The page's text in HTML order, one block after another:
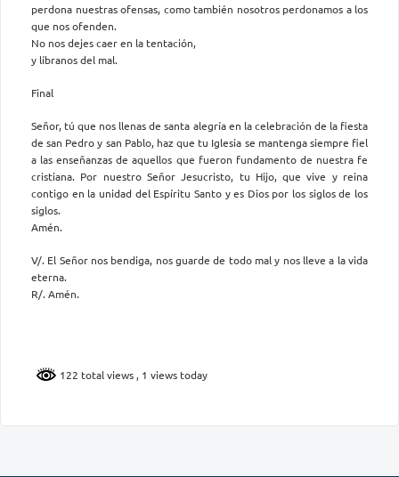
perdona nuestras ofensas, como también nosotros perdonamos a los
que nos ofenden.
No nos dejes caer en la tentación,
y líbranos del mal.
Final
Señor, tú que nos llenas de santa alegría en la celebración de la fiesta
de san Pedro y san Pablo, haz que tu Iglesia se mantenga siempre fiel
a las enseñanzas de aquellos que fueron fundamento de nuestra fe
cristiana. Por nuestro Señor Jesucristo, tu Hijo, que vive y reina
contigo en la unidad del Espíritu Santo y es Dios por los siglos de los
siglos.
Amén.
V/. El Señor nos bendiga, nos guarde de todo mal y nos lleve a la vida
eterna.
R/. Amén.
122 total views , 1 views today